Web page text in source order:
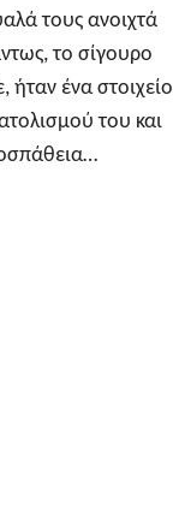
τους ανοιχτά
το σίγουρο
ήταν ένα στοιχείο
του και